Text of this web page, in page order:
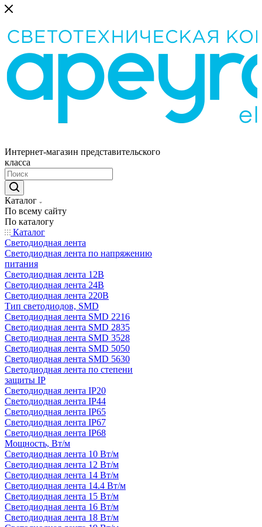
Интернет-магазин представительского
класса
Каталог
По всему сайту
По каталогу
Каталог
Светодиодная лента
Светодиодная лента по напряжению
питания
Светодиодная лента 12В
Светодиодная лента 24В
Светодиодная лента 220В
Тип светодиодов, SMD
Cветодиодная лента SMD 2216
Светодиодная лента SMD 2835
Светодиодная лента SMD 3528
Светодиодная лента SMD 5050
Светодиодная лента SMD 5630
Светодиодная лента по степени
защиты IP
Светодиодная лента IP20
Светодиодная лента IP44
Светодиодная лента IP65
Светодиодная лента IP67
Светодиодная лента IP68
Мощность, Вт/м
Светодиодная лента 10 Вт/м
Светодиодная лента 12 Вт/м
Светодиодная лента 14 Вт/м
Светодиодная лента 14.4 Вт/м
Светодиодная лента 15 Вт/м
Светодиодная лента 16 Вт/м
Светодиодная лента 18 Вт/м